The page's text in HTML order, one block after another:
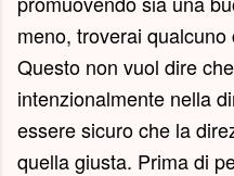
meno, troverai
Questo non vuol dire
intenzionalmente nella
essere sicuro che la
quella giusta. Prima di